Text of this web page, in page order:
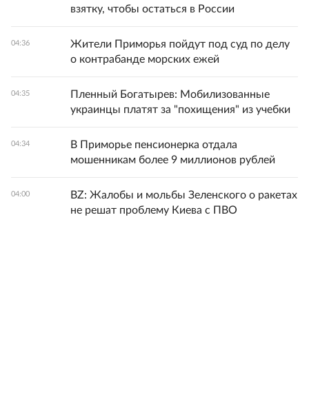
взятку, чтобы остаться в России
04:36
Жители Приморья пойдут под суд по делу
о контрабанде морских ежей
04:35
Пленный Богатырев: Мобилизованные
украинцы платят за "похищения" из учебки
04:34
В Приморье пенсионерка отдала
мошенникам более 9 миллионов рублей
04:00
BZ: Жалобы и мольбы Зеленского о ракетах
не решат проблему Киева с ПВО